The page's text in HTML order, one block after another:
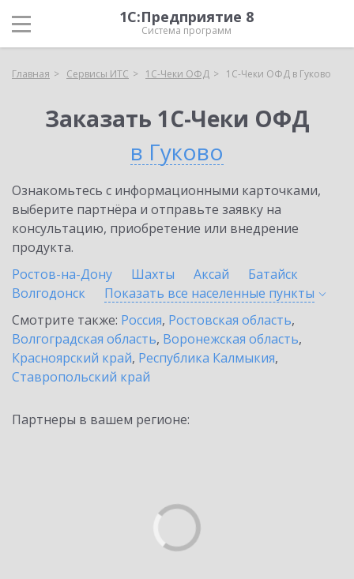
1С:Предприятие 8
Система программ
Главная Сервисы ИТС 1С-Чеки ОФД 1С-Чеки ОФД в Гуково
Заказать 1С-Чеки ОФД
в Гуково
Ознакомьтесь с информационными карточками,
выберите партнёра и отправьте заявку на
консультацию, приобретение или внедрение
продукта.
Ростов-на-Дону
Шахты Аксай
Батайск
Волгодонск
Показать все населенные пункты
Смотрите также: Россия, Ростовская область,
Волгоградская область, Воронежская область,
Красноярский край, Республика Калмыкия,
Ставропольский край
Партнеры в вашем регионе: